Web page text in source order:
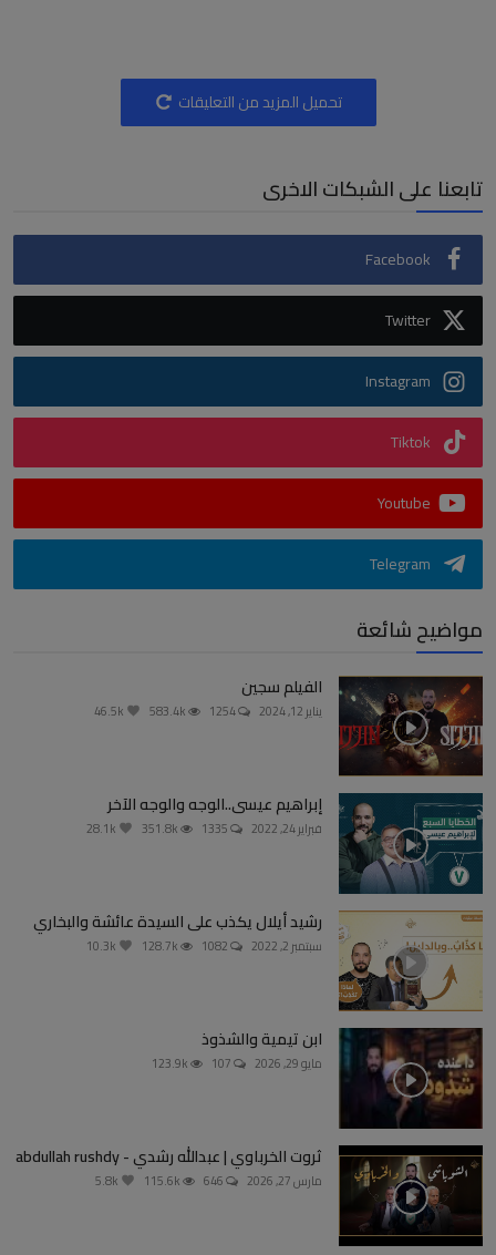
تحميل المزيد من التعليقات
تابعنا على الشبكات الاخرى
Facebook
Twitter
Instagram
Tiktok
Youtube
Telegram
مواضيح شائعة
الفيلم سجين
يناير 12, 2024
إبراهيم عيسى..الوجه والوجه الآخر
فبراير 24, 2022
رشيد أيلال يكذب على السيدة عائشة والبخاري
سبتمبر 2, 2022
ابن تيمية والشذوذ
مايو 29, 2026
ثروت الخرباوي | عبدالله رشدي - abdullah rushdy
مارس 27, 2026